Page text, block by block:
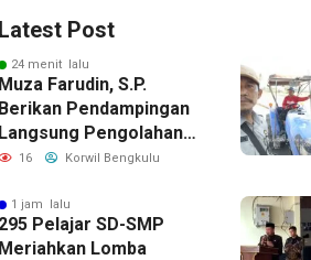
Latest Post
24 menit lalu
Muza Farudin, S.P.
Berikan Pendampingan
Langsung Pengolahan
Sawah di Seginim
16 Korwil Bengkulu
1 jam lalu
295 Pelajar SD-SMP
Meriahkan Lomba